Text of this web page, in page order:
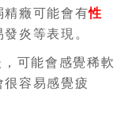
精癥可能會有性
炎等表現。
可能會感覺稀軟
容易感覺疲